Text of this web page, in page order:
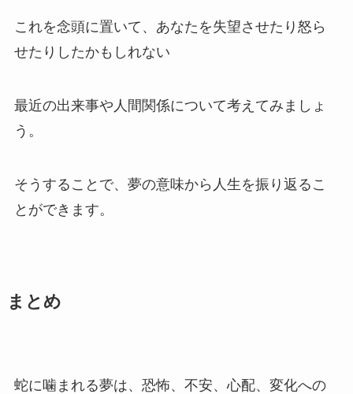
これを念頭に置いて、あなたを失望させたり怒ら
せたりしたかもしれない
最近の出来事や人間関係について考えてみましょ
う。
そうすることで、夢の意味から人生を振り返るこ
とができます。
まとめ
蛇に噛まれる夢は、恐怖、不安、心配、変化への